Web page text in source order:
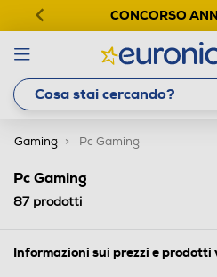
CONCORSO
Gaming Pc Gaming
Pc Gaming
87prodotti
Informazioni sui prezzi e prodotti